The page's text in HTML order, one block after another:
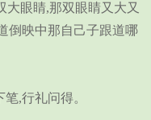
眼睛,那双眼睛又大又
倒映中那自己子跟道哪
,行礼问得。